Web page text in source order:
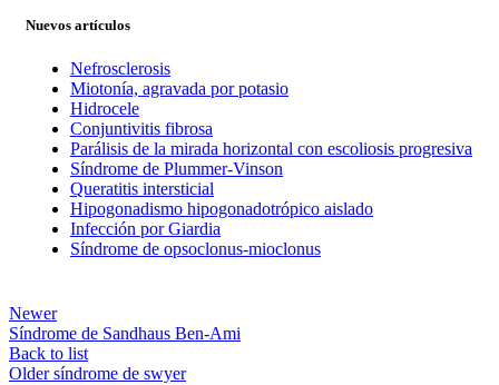
Nuevos artículos
Nefrosclerosis
Miotonía, agravada por potasio
Hidrocele
Conjuntivitis fibrosa
Parálisis de la mirada horizontal con escoliosis progresiva
Síndrome de Plummer-Vinson
Queratitis intersticial
Hipogonadismo hipogonadotrópico aislado
Infección por Giardia
Síndrome de opsoclonus-mioclonus
Newer
Síndrome de Sandhaus Ben-Ami
Back to list
Older síndrome de swyer